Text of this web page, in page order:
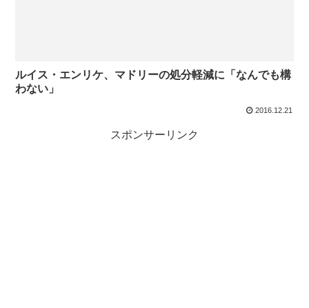
ルイス・エンリケ、マドリーの処分軽減に「なんでも構
わない」
2016.12.21
スポンサーリンク